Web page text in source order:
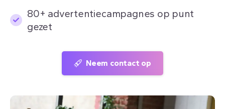
80+ advertentiecampagnes op punt
gezet
Neem contact op